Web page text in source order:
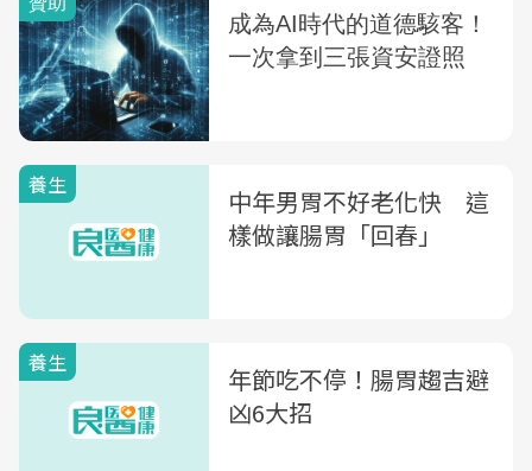
養生
中年男胃不好老化快 這
樣做讓腸胃「回春」
養生
年節吃不停！腸胃趨吉避
凶6大招